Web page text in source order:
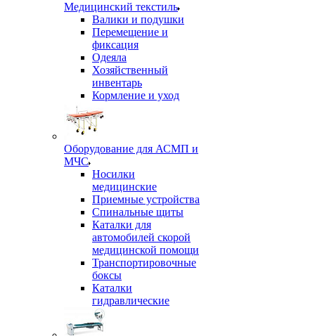
Медицинский текстиль
Валики и подушки
Перемещение и
фиксация
Одеяла
Хозяйственный
инвентарь
Кормление и уход
Оборудование для АСМП и
МЧС
Носилки
медицинские
Приемные устройства
Спинальные щиты
Каталки для
автомобилей скорой
медицинской помощи
Транспортировочные
боксы
Каталки
гидравлические